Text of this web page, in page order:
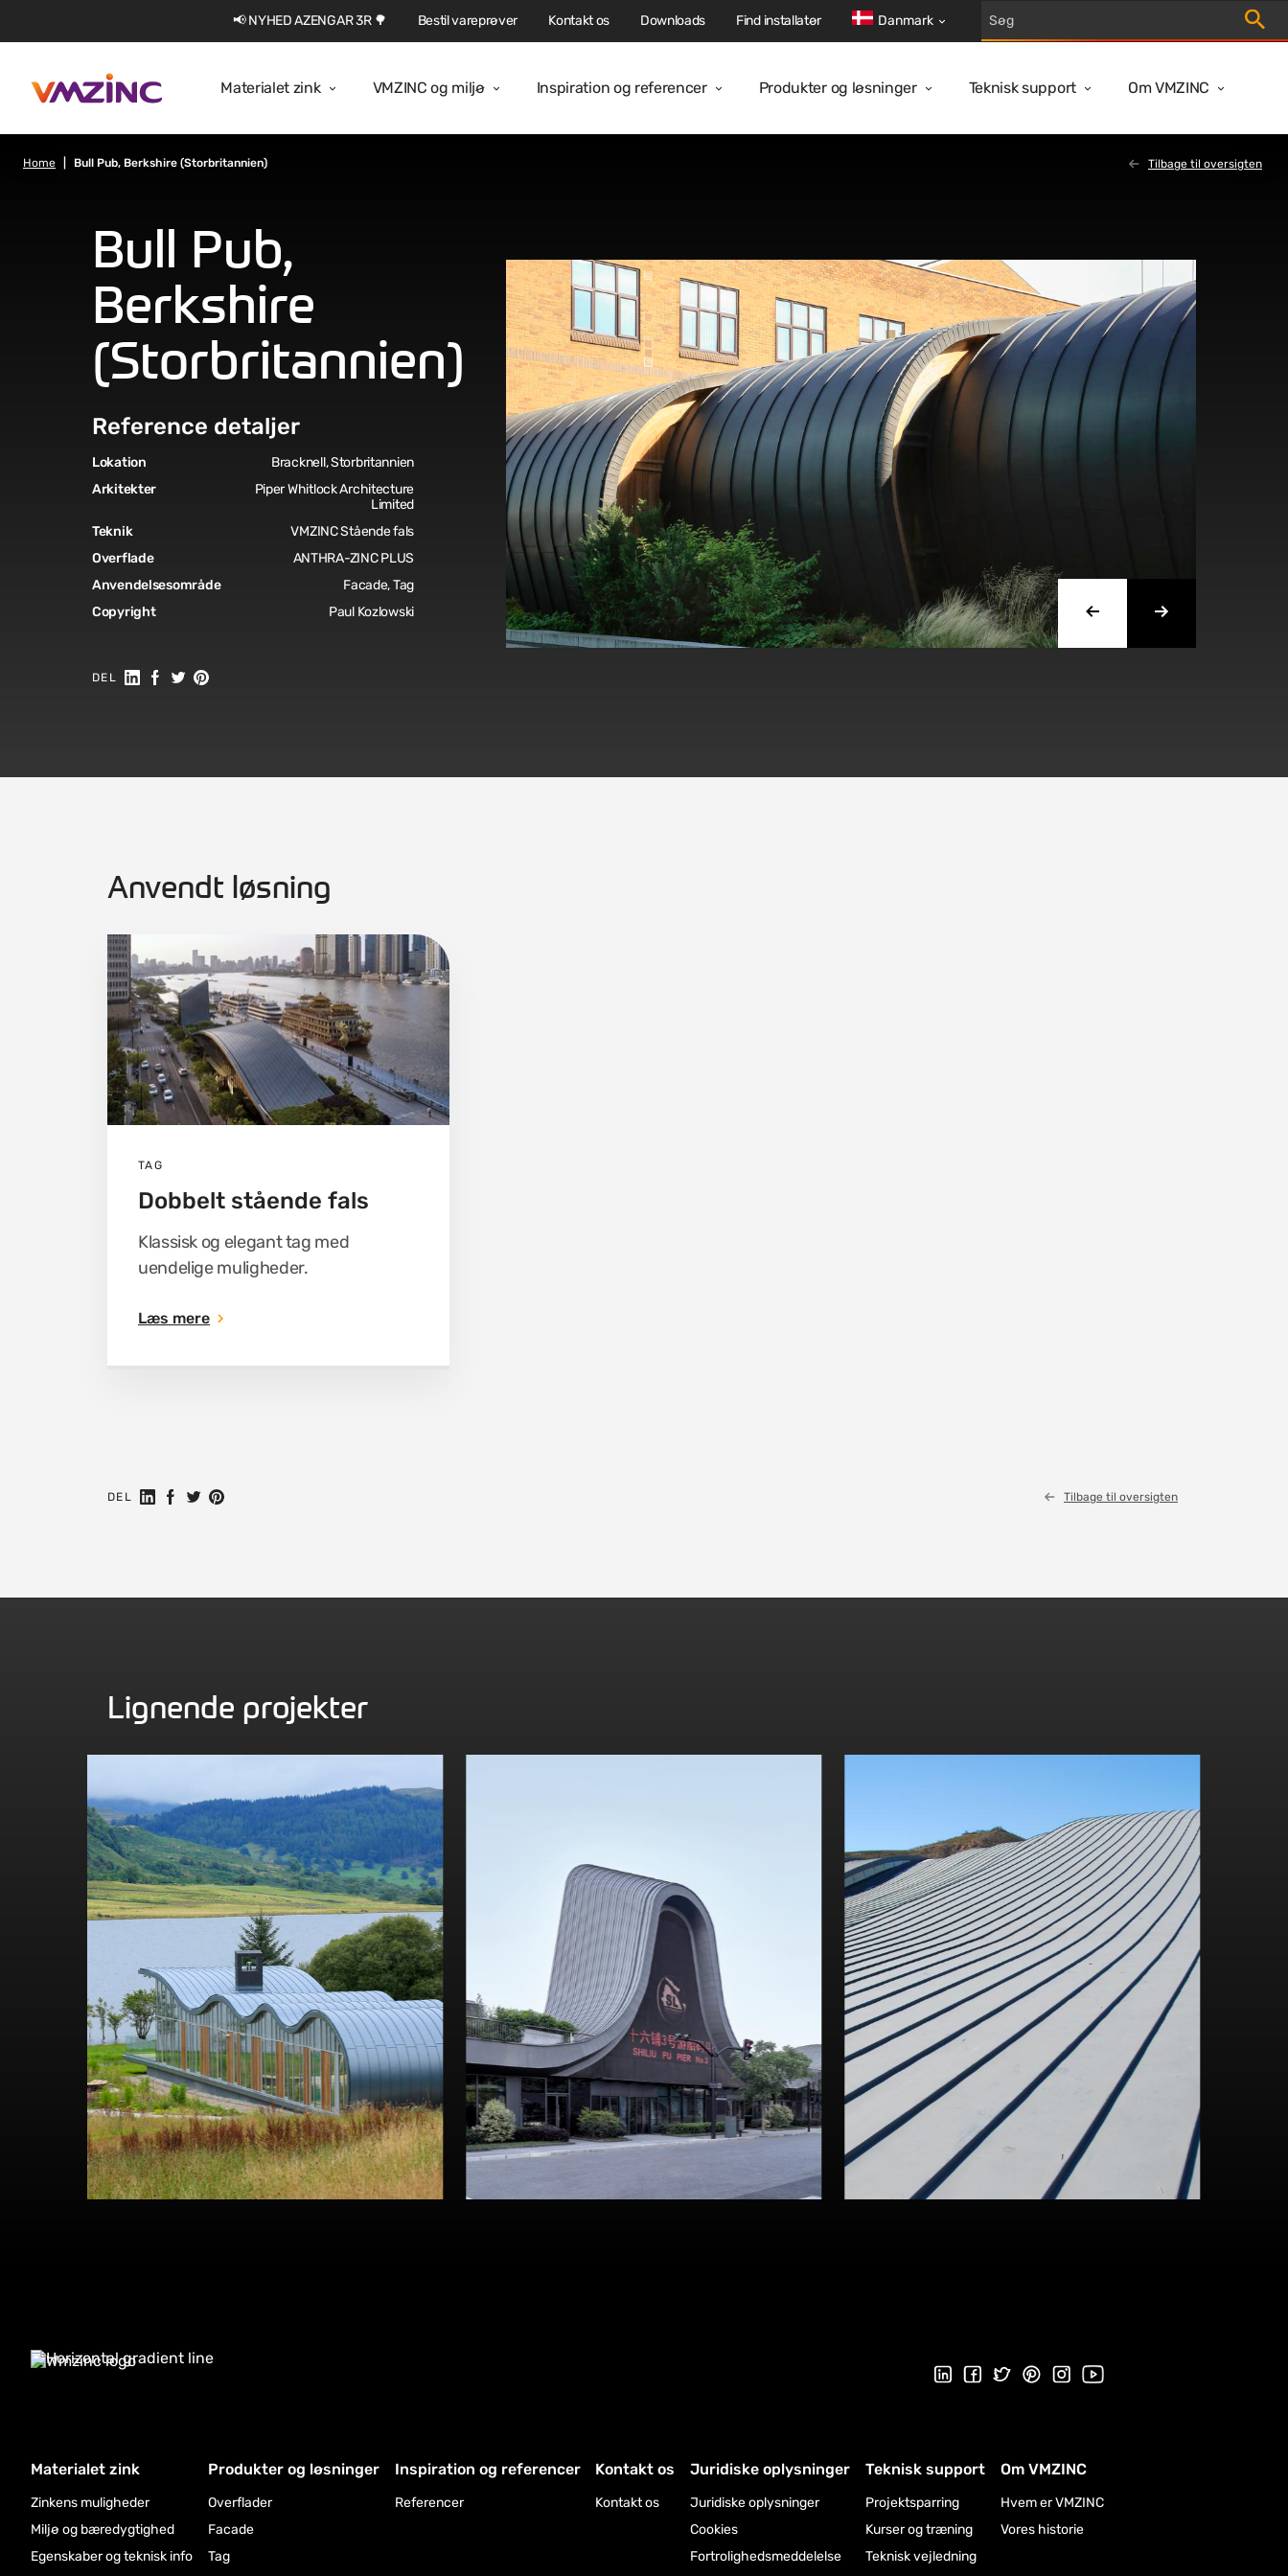
Materialet zink VMZINC og miljø Inspiration og referencer Produkter og løsninger Teknisk support Om VMZINC
📢 NYHED AZENGAR 3R 🌳 Bestil vareprøver Kontakt os Downloads Find installatør Danmark Start
Home Bull Pub, Berkshire (Storbritannien) Tilbage til oversigten
Bull Pub,
Berkshire
(Storbritannien)
Reference detaljer
Lokation
Bracknell, Storbritannien
Arkitekter
Piper Whitlock Architecture
Limited
Teknik
VMZINC Stående fals
Overflade
ANTHRA-ZINC PLUS
Anvendelsesområde
Facade, Tag
Copyright
Paul Kozlowski
DEL Del på Linkedin
Del på Facebook
Share on Twitter
Share on Pinterest
Anvendt løsning
TAG
Dobbelt stående fals
Klassisk og elegant tag med
uendelige muligheder.
Læs mere
DEL Del på Linkedin
Del på Facebook
Share on Twitter
Share on Pinterest Tilbage til oversigten
Lignende projekter
Se dette byggeri Se dette byggeri Se dette byggeri
Følg os på Linkedin
Følg os på Facebook
Follow us on Twitter
Follow us on Pinterest
Følg os på Instragram
Visit our Youtube channel
Materialet zink
Zinkens muligheder
Miljø og bæredygtighed
Egenskaber og teknisk info
Produkter og løsninger
Overflader
Facade
Tag
Inspiration og referencer
Referencer
Kontakt os
Kontakt os
Juridiske oplysninger
Juridiske oplysninger
Cookies
Fortrolighedsmeddelelse
Teknisk support
Projektsparring
Kurser og træning
Teknisk vejledning
Om VMZINC
Hvem er VMZINC
Vores historie